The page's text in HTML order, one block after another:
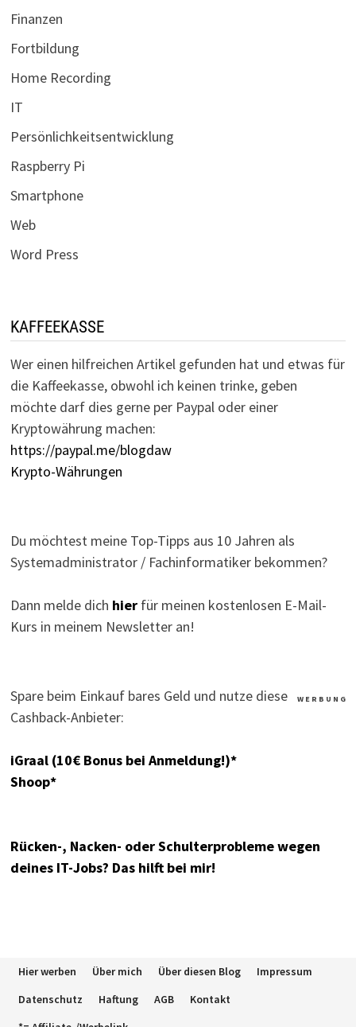
Finanzen
Fortbildung
Home Recording
IT
Persönlichkeitsentwicklung
Raspberry Pi
Smartphone
Web
Word Press
KAFFEEKASSE
Wer einen hilfreichen Artikel gefunden hat und etwas für
die Kaffeekasse, obwohl ich keinen trinke, geben
möchte darf dies gerne per Paypal oder einer
Kryptowährung machen:
https://paypal.me/blogdaw
Krypto-Währungen
Du möchtest meine Top-Tipps aus 10 Jahren als
Systemadministrator / Fachinformatiker bekommen?
Dann melde dich hierfür meinen kostenlosen E-Mail-
Kurs in meinem Newsletter an!
W E R B U N G
Spare beim Einkauf bares Geld und nutze diese
Cashback-Anbieter:
iGraal (10€ Bonus bei Anmeldung!)*
Shoop*
Rücken-, Nacken- oder Schulterprobleme wegen
deines IT-Jobs? Das hilft bei mir!
Hier werben Über mich Über diesen Blog
Impressum
Datenschutz
Haftung AGB
Kontakt